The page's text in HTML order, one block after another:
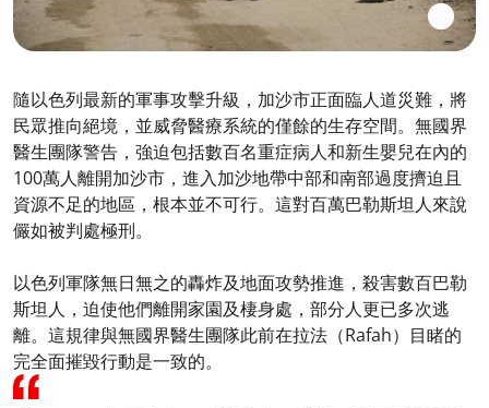
隨以色列最新的軍事攻擊升級，加沙市正面臨人道災難，將
民眾推向絕境，並威脅醫療系統的僅餘的生存空間。無國界
醫生團隊警告，強迫包括數百名重症病人和新生嬰兒在內的
100萬人離開加沙市，進入加沙地帶中部和南部過度擠迫且
資源不足的地區，根本並不可行。這對百萬巴勒斯坦人來說
儼如被判處極刑。
以色列軍隊無日無之的轟炸及地面攻勢推進，殺害數百巴勒
斯坦人，迫使他們離開家園及棲身處，部分人更已多次逃
離。這規律與無國界醫生團隊此前在拉法（Rafah）目睹的
完全面摧毀行動是一致的。